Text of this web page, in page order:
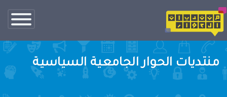
تبديل
الناف
منتديات الحوار الجامعية السياسية